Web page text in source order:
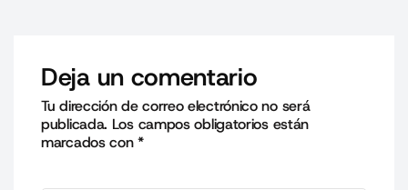
Deja un comentario
Tu dirección de correo electrónico no será
publicada. Los campos obligatorios están
marcados con*